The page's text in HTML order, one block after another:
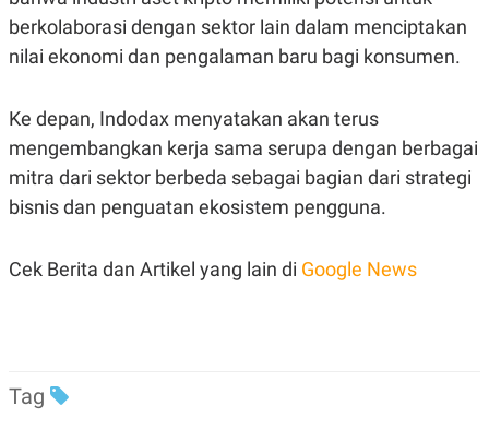
C
A
D
E
L
E
A
S
D
L
A
N
G
A
K
I
N
E
A
E
E A
berkolaborasi dengan sektor lain dalam menciptakan
nilai ekonomi dan pengalaman baru bagi konsumen.
Ke depan, Indodax menyatakan akan terus
mengembangkan kerja sama serupa dengan berbagai
mitra dari sektor berbeda sebagai bagian dari strategi
bisnis dan penguatan ekosistem pengguna.
Cek Berita dan Artikel yang lain di Google News
Tag